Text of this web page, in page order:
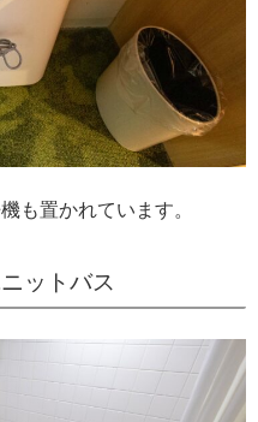
も置かれています。
ットバス